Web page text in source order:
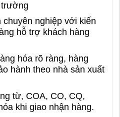
nghiệp với kiến
hỗ trợ khách hàng
hóa rõ ràng, hàng
hành theo nhà sản xuất
từ, COA, CO, CQ,
khi giao nhận hàng.